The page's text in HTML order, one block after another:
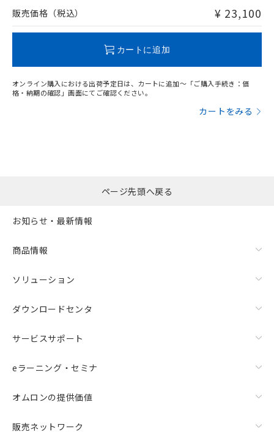
問い合わせください。
販売価格（税込） ¥ 23,100
カートに追加
オンライン購入における出荷予定日は、カートに追加～「ご購入手続き：価
格・納期の確認」画面にてご確認ください。
カートをみる
ページ先頭へ戻る
お知らせ・最新情報
商品情報
ソリューション
ダウンロードセンタ
サービスサポート
eラーニング・セミナ
オムロンの提供価値
販売ネットワーク